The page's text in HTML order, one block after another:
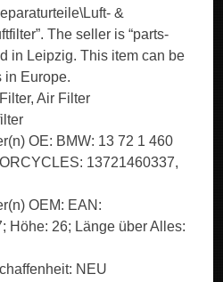
&
The seller is “parts-
in Leipzig. This item can be
in Europe.
Air Filter
OE: BMW: 13 72 1 460
13721460337,
OEM: EAN:
Höhe: 26; Länge über Alles:
NEU